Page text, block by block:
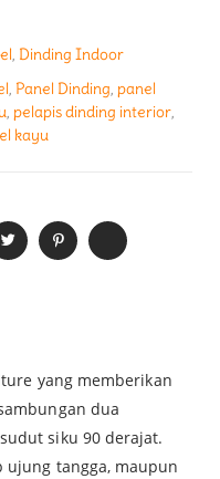
, Dinding Indoor
Panel Dinding panel
pelapis dinding interior
kayu
yang memberikan
dua
siku 90 derajat.
tangga, maupun